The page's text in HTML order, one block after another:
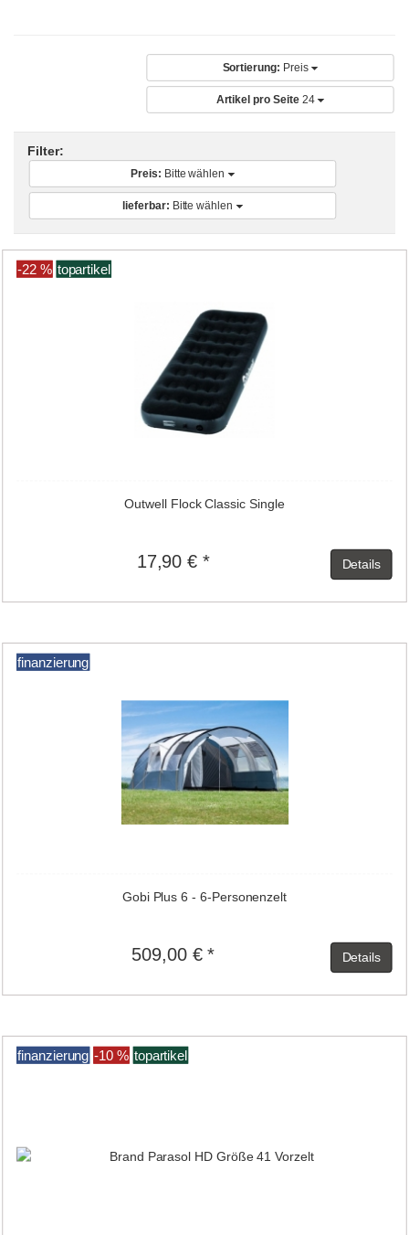
Sortierung: Preis
Artikel pro Seite 24
Filter:
Preis: Bitte wählen
lieferbar: Bitte wählen
-22 % topartikel
Outwell Flock Classic Single
17,90 € * Details
finanzierung
Gobi Plus 6 - 6-Personenzelt
509,00 € * Details
finanzierung -10 % topartikel